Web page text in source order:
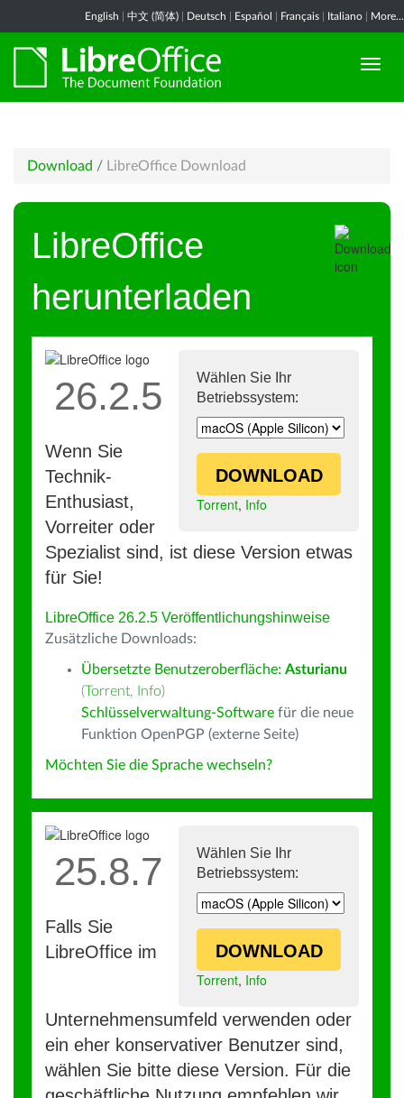
English 中文 (简体) Deutsch Español Français Italiano More...
Download / LibreOffice Download
LibreOffice
herunterladen
Wählen Sie Ihr
Betriebssystem:
DOWNLOAD
Torrent, Info
26.2.5
Wenn Sie
Technik-
Enthusiast,
Vorreiter oder
Spezialist sind, ist diese Version etwas
für Sie!
LibreOffice 26.2.5 Veröffentlichungshinweise
Zusätzliche Downloads:
Übersetzte Benutzeroberfläche: Asturianu
(Torrent, Info)
Schlüsselverwaltung-Software für die neue
Funktion OpenPGP (externe Seite)
Möchten Sie die Sprache wechseln?
Wählen Sie Ihr
Betriebssystem:
DOWNLOAD
Torrent, Info
25.8.7
Falls Sie
LibreOffice im
Unternehmensumfeld verwenden oder
ein eher konservativer Benutzer sind,
wählen Sie bitte diese Version. Für die